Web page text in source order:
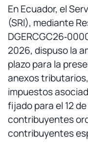
En Ecuador, el
(SRI), mediante
2026, dispuso la
plazo para la
anexos
impuestos
fijado para el 12
contribuyentes
contribuyentes